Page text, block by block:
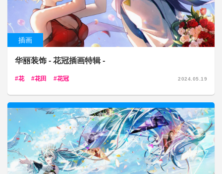
插画
华丽装饰 - 花冠插画特辑 -
花 花田 花冠 2024.05.19